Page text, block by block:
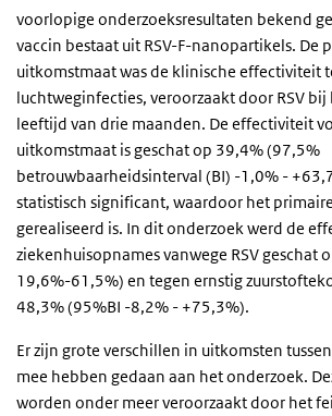
voorlopige onderzoeksresultaten bekend
vaccin bestaat uit RSV-F-nanopartikels. De
uitkomstmaat was de klinische effectiviteit
luchtweginfecties, veroorzaakt door RSV bij
leeftijd van drie maanden. De effectiviteit
uitkomstmaat is geschat op 39,4% (97,5%
betrouwbaarheidsinterval (BI) -1,0% -
statistisch significant, waardoor het
gerealiseerd is. In dit onderzoek werd de
ziekenhuisopnames vanwege RSV geschat
19,6%-61,5%) en tegen ernstig
48,3% (95%BI -8,2% - +75,3%).
Er zijn grote verschillen in uitkomsten
mee hebben gedaan aan het onderzoek.
worden onder meer veroorzaakt door het